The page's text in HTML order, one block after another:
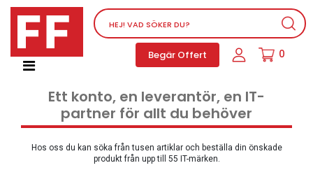
Begär Offert 0
Nätverksutrustning
Service, supportprogram och licenser
Mjukvara
Dator PC-utrustning
Tillbehör
Ett konto, en leverantör, en IT-
partner för allt du behöver
Hos oss du kan söka från tusen artiklar och beställa din önskade
produkt från upp till 55 IT-märken.